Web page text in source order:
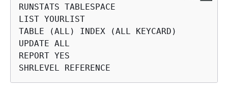
RUNSTATS TABLESPACE
LIST YOURLIST
TABLE (ALL) INDEX (ALL KEYCARD)
UPDATE ALL
REPORT YES
SHRLEVEL REFERENCE